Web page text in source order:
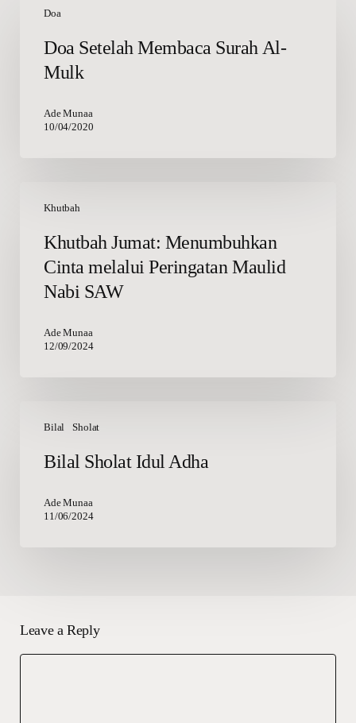
Doa
Setelah
SurahDoa Setelah Membaca Surah Al-
Mulk
Ade Munaa
10/04/2020
Khutbah
Jumat:
Cinta
melalui
Peringatan
SAW
Khutbah Jumat: Menumbuhkan
Cinta melalui Peringatan Maulid
Nabi SAW
Ade Munaa
12/09/2024
Bilal Sholat
Sholat
AdhaBilal Sholat Idul Adha
Ade Munaa
11/06/2024
Leave a Reply